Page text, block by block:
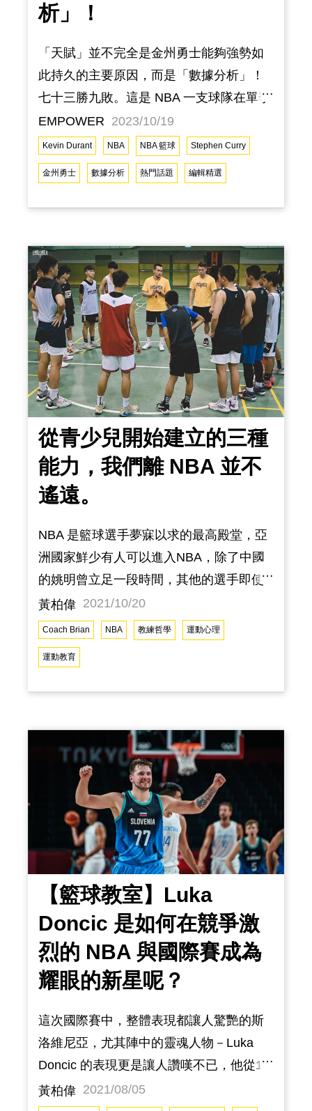
析」！
「天賦」並不完全是金州勇士能夠強勢如
此持久的主要原因，而是「數據分析」！
七十三勝九敗。這是 NBA 一支球隊在單季
所取得的最多勝利紀錄。2015-2016 賽季
的金州勇士隊或許擁有許多天賦異稟的頂
尖球員，但正是「數據分析」讓他們這一
路以來的強勢以及單季 73勝的奇幻旅程化
為可能的主要原因！多年來，越來越多的
現和球隊整體的表現。而今天，將會與大
家分享的是討論數據分析如何幫助金州勇
士成為一支王朝球隊，並改變了NBA，甚
至是整個籃球運動！在過去的十年中，金
州勇士繳出了相
EMPOWER 2023/10/19
Kevin Durant NBA NBA 籃球 Stephen Curry
金州勇士 數據分析 熱門話題 編輯精選
從青少兒開始建立的三種
能力，我們離 NBA 並不
遙遠。
NBA 是籃球選手夢寐以求的最高殿堂，亞
洲國家鮮少有人可以進入NBA，除了中國
的姚明曾立足一段時間，其他的選手即使
在亞洲盃稱霸，但到了NBA都只有擦到邊
而已，可想而知，NBA有多麼競爭。我是
Coach Brian 黃柏偉，我的夢想是訓練出
NBA球員，所以我反覆在思考自己的教育
或是訓練方式能不能真正的幫助到球員，
好的模範與標竿，大家都會說亞洲人的天
生條件不如美洲人，就生理素質而論這說
法確實中肯，但我覺得更大一部分是文化
與環境所影響。試問，台灣球員真的沒辦
法挑戰NBA嗎？
黃柏偉 2021/10/20
Coach Brian NBA 教練哲學 運動心理
運動教育
【籃球教室】Luka
Doncic 是如何在競爭激
烈的 NBA 與國際賽成為
耀眼的新星呢？
這次國際賽中，整體表現都讓人驚艷的斯
洛維尼亞，尤其陣中的靈魂人物－Luka
Doncic 的表現更是讓人讚嘆不已，他從16
歲就加入職業賽場一直到NBA，年僅22歲
黃柏偉 2021/08/05